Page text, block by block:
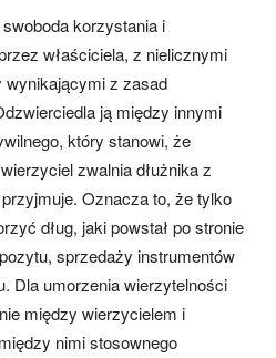
korzystania i
właściciela, z nielicznymi
wynikającymi z zasad
ją między innymi
który stanowi, że
zwalnia dłużnika z
Oznacza to, że tylko
dług, jaki powstał po stronie
sprzedaży instrumentów
Dla umorzenia wierzytelności
między wierzycielem i
nimi stosownego